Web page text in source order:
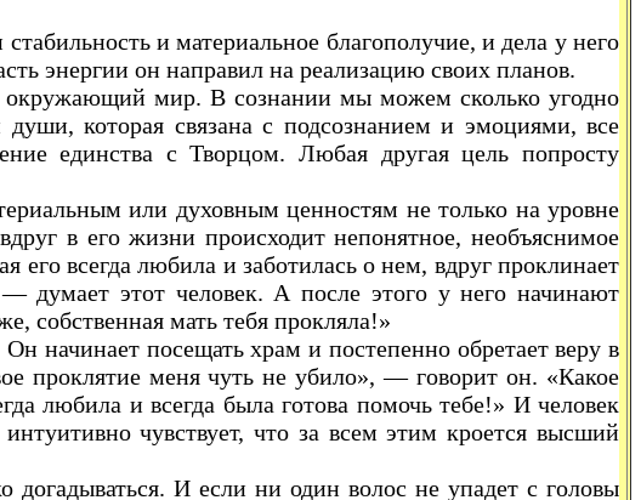
и материальное благополучие, и дела у него
энергии он направил на реализацию своих планов.
окружающий мир. В сознании мы можем сколько угодно
которая связана с подсознанием и эмоциями, все
единства с Творцом. Любая другая цель попросту
или духовным ценностям не только на уровне
в его жизни происходит непонятное, необъяснимое
его всегда любила и заботилась о нем, вдруг проклинает
думает этот человек. А после этого у него начинают
собственная мать тебя прокляла!»
начинает посещать храм и постепенно обретает веру в
проклятие меня чуть не убило», — говорит он. «Какое
любила и всегда была готова помочь тебе!» И человек
чувствует, что за всем этим кроется высший
И если ни один волос не упадет с головы